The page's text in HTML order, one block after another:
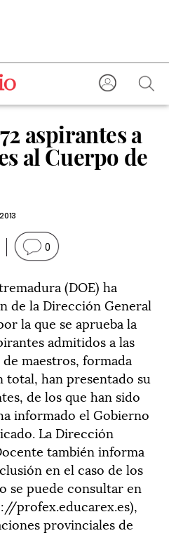
aspirantes a
al Cuerpo de
0
(DOE) ha
de la Dirección General
la que se aprueba la
admitidos a las
maestros, formada
total, han presentado su
de los que han sido
informado el Gobierno
La Dirección
también informa
en el caso de los
se puede consultar en
profex.educarex.es),
provinciales de